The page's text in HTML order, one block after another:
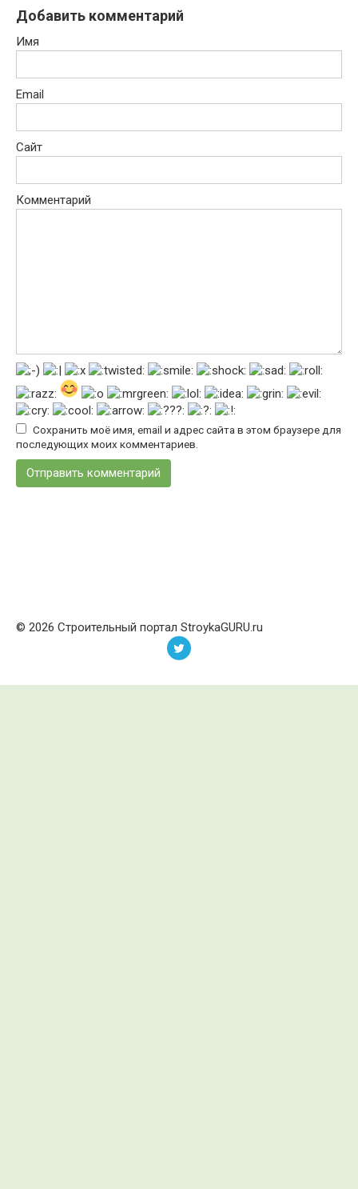
Добавить комментарий
Имя
Email
Сайт
Комментарий
Сохранить моё имя, email и адрес сайта в этом браузере для
последующих моих комментариев.
© 2026 Строительный портал StroykaGURU.ru